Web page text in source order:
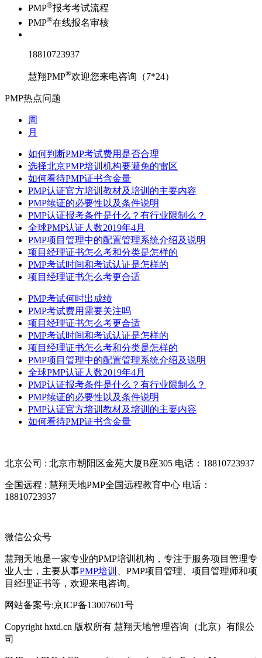
PMP®报考考试流程
PMP®在线报名审核
18810723937
慧翔PMP®欢迎您来电咨询（7*24）
PMP热点问题
周
月
如何判断PMP考试费用是否合理
选择北京PMP培训机构要避免的雷区
如何看待PMP证书含金量
PMP认证官方培训教材及培训的主要内容
PMP续证的必要性以及条件说明
PMP认证报考条件是什么？有行业限制么？
全球PMP认证人数2019年4月
PMP项目管理中的配置管理系统介绍及说明
项目经理证书怎么考和分类是怎样的
PMP考试时间和考试认证是怎样的
项目经理证书怎么考更合适
PMP考试何时出成绩
PMP考试费用需要关注吗
项目经理证书怎么考更合适
PMP考试时间和考试认证是怎样的
项目经理证书怎么考和分类是怎样的
PMP项目管理中的配置管理系统介绍及说明
全球PMP认证人数2019年4月
PMP认证报考条件是什么？有行业限制么？
PMP续证的必要性以及条件说明
PMP认证官方培训教材及培训的主要内容
如何看待PMP证书含金量
北京公司 : 北京市朝阳区金苑大厦B座305 电话：18810723937
全国远程 : 慧翔天地PMP全国远程教育中心 电话：
18810723937
微信公众号
慧翔天地是一家专业的PMP培训机构，专注于服务项目管理专
业人士，主要从事PMP培训 、PMP项目管理、项目管理师和项
目经理证书等，欢迎来电咨询。
网站备案号:京ICP备13007601号
Copyright hxtd.cn 版权所有 慧翔天地管理咨询（北京）有限公
司